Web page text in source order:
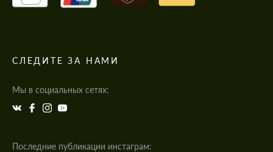
СЛЕДИТЕ ЗА НАМИ
Мы в социальных сетях:
Последние публикации инстаграм: